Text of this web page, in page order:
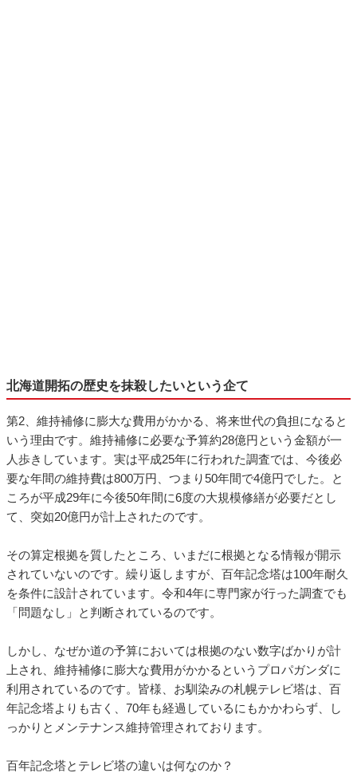
北海道開拓の歴史を抹殺したいという企て
第2、維持補修に膨大な費用がかかる、将来世代の負担になると
いう理由です。維持補修に必要な予算約28億円という金額が一
人歩きしています。実は平成25年に行われた調査では、今後必
要な年間の維持費は800万円、つまり50年間で4億円でした。と
ころが平成29年に今後50年間に6度の大規模修繕が必要だとし
て、突如20億円が計上されたのです。
その算定根拠を質したところ、いまだに根拠となる情報が開示
されていないのです。繰り返しますが、百年記念塔は100年耐久
を条件に設計されています。令和4年に専門家が行った調査でも
「問題なし」と判断されているのです。
しかし、なぜか道の予算においては根拠のない数字ばかりが計
上され、維持補修に膨大な費用がかかるというプロパガンダに
利用されているのです。皆様、お馴染みの札幌テレビ塔は、百
年記念塔よりも古く、70年も経過しているにもかかわらず、し
っかりとメンテナンス維持管理されております。
百年記念塔とテレビ塔の違いは何なのか？